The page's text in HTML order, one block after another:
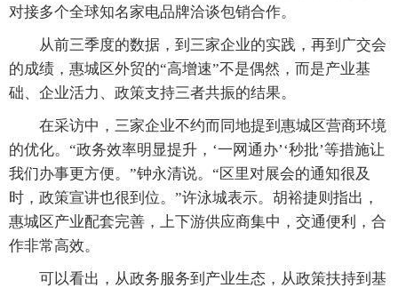
对接多个全球知名家电品牌洽谈包销合作。
从前三季度的数据，到三家企业的实践，再到广交会
的成绩，惠城区外贸的“高增速”不是偶然，而是产业基
础、企业活力、政策支持三者共振的结果。
在采访中，三家企业不约而同地提到惠城区营商环境
的优化。“政务效率明显提升，‘一网通办’‘秒批’等措施让
我们办事更方便。”钟永清说。“区里对展会的通知很及
时，政策宣讲也很到位。”许泳城表示。胡裕捷则指出，
惠城区产业配套完善，上下游供应商集中，交通便利，合
作非常高效。
可以看出，从政务服务到产业生态，从政策扶持到基